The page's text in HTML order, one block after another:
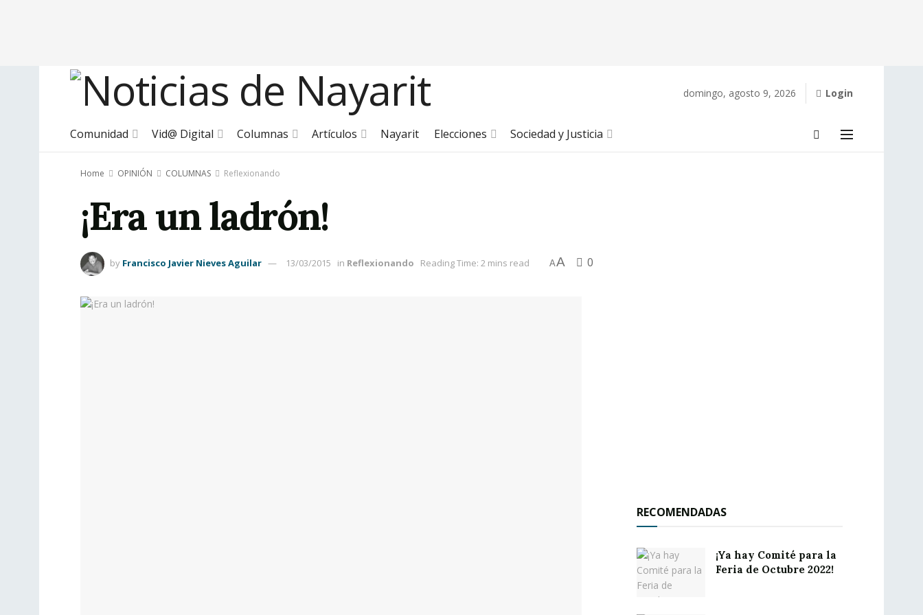
domingo, agosto 9, 2026 Login
Comunidad Vid@ Digital Columnas Artículos Nayarit Elecciones Sociedad y Justicia
Home OPINIÓN COLUMNAS Reflexionando
¡Era un ladrón!
by Francisco Javier Nieves Aguilar 13/03/2015 in Reflexionando Reading Time: 2 mins read AA 0
RECOMENDADAS
¡Ya hay Comité para la
Feria de Octubre 2022!